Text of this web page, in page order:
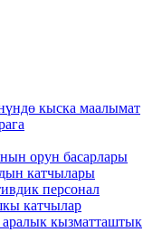
кыска маалымат
орун басарлары
катчылары
персонал
катчылар
кызматташтык